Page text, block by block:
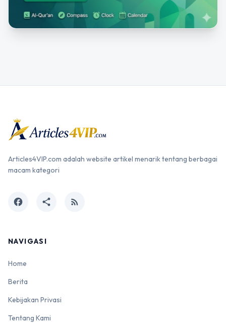
Articles4VIP.com adalah website artikel menarik tentang berbagai
macam kategori
facebook share rss_feed
NAVIGASI
Home
Berita
Kebijakan Privasi
Tentang Kami